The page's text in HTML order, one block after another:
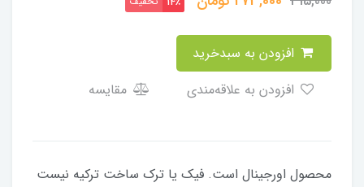
مقایسه
محصول اورجینال است. فیک یا ترک ساخت ترکیه نیست